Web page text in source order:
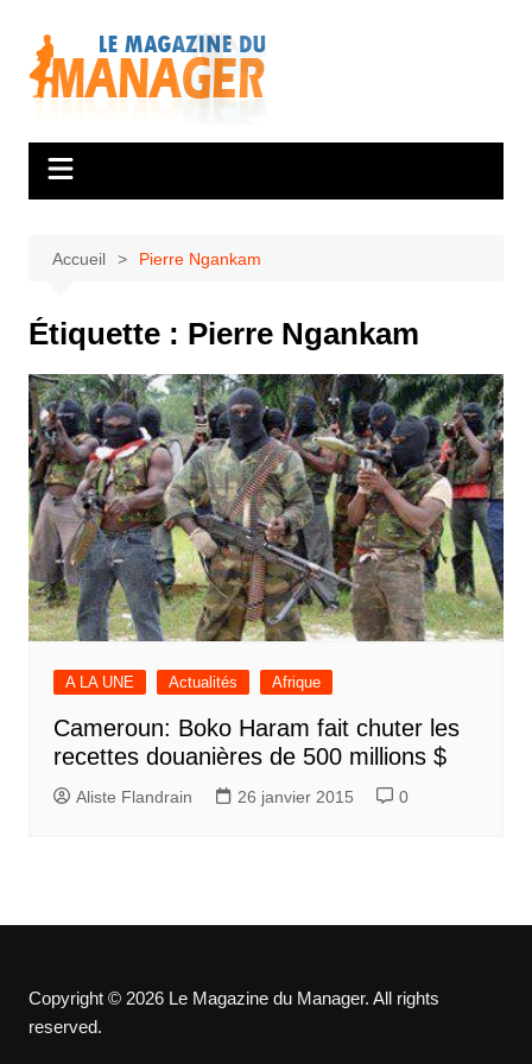
contenu
Accueil Pierre Ngankam
Étiquette : Pierre Ngankam
A LA UNE Actualités Afrique
Cameroun: Boko Haram fait chuter les
recettes douanières de 500 millions $
Aliste Flandrain 26 janvier 2015 0
Copyright © 2026 Le Magazine du Manager. All rights
reserved.